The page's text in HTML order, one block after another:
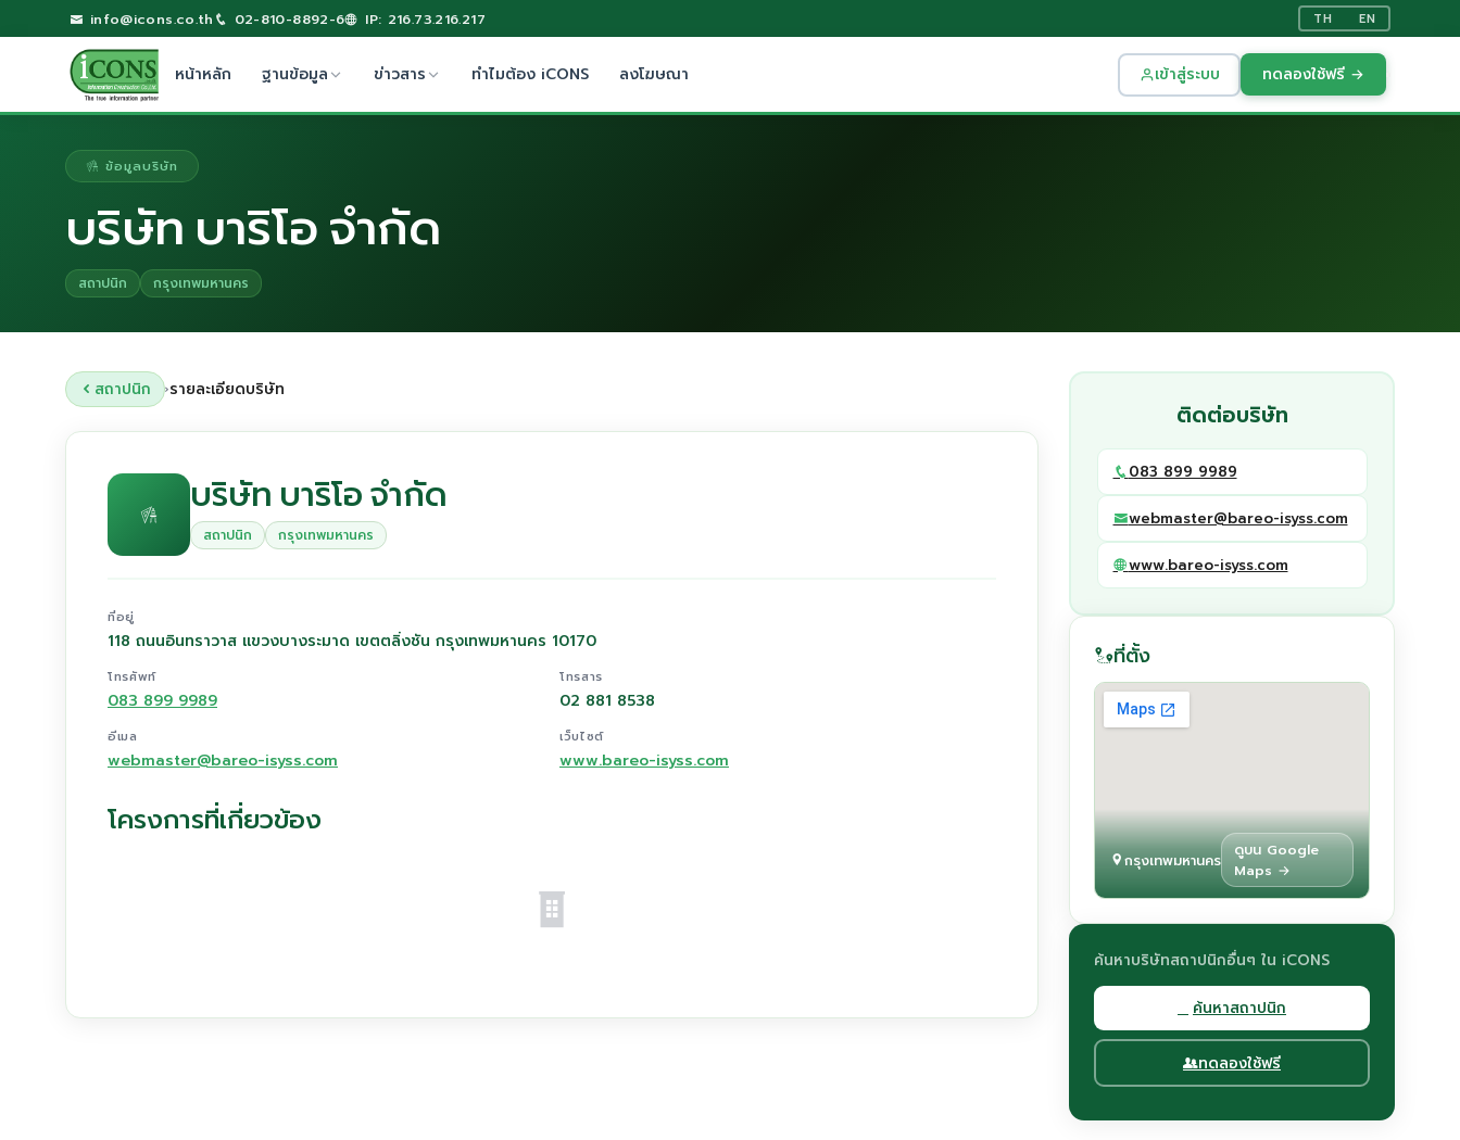
info@icons.co.th 02-810-8892-6 IP: 216.73.216.217 TH EN
หน้าหลัก ฐานข้อมูล ข่าวสาร ทำไมต้อง iCONS ลงโฆษณา เข้าสู่ระบบ ทดลองใช้ฟรี →
ข้อมูลบริษัท
บริษัท บาริโอ จำกัด
สถาปนิก กรุงเทพมหานคร
สถาปนิก ›รายละเอียดบริษัท
บริษัท บาริโอ จำกัด
สถาปนิก กรุงเทพมหานคร
ที่อยู่
118 ถนนอินทราวาส แขวงบางระมาด เขตตลิ่งชัน กรุงเทพมหานคร 10170
โทรศัพท์
083 899 9989
โทรสาร
02 881 8538
อีเมล
webmaster@bareo-isyss.com
เว็บไซต์
www.bareo-isyss.com
โครงการที่เกี่ยวข้อง
ติดต่อบริษัท
083 899 9989
webmaster@bareo-isyss.com
www.bareo-isyss.com
ที่ตั้ง
กรุงเทพมหานคร
ดูบน Google
Maps →
ค้นหาบริษัทสถาปนิกอื่นๆ ใน iCONS
ค้นหาสถาปนิก
ทดลองใช้ฟรี